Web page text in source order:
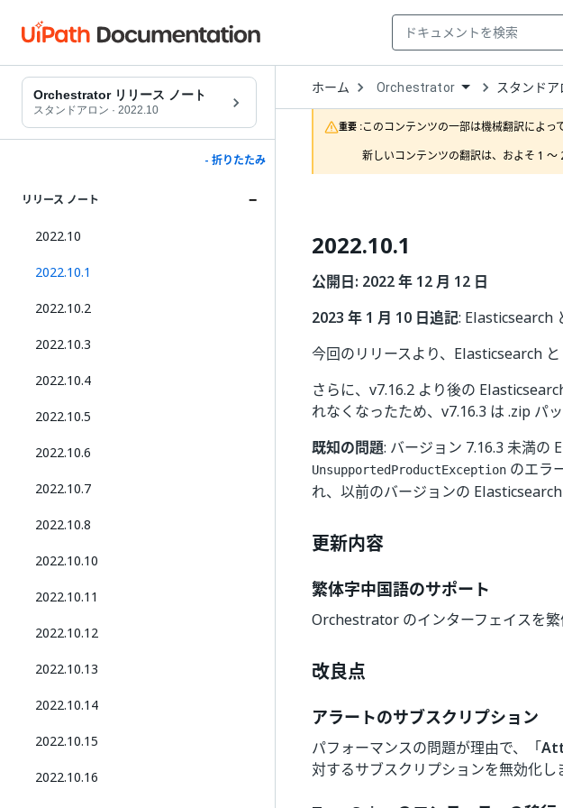
Orchestrator リリース ノート
スタンドアロン · 2022.10
- 折りたたみ
リリース ノート
2022.10
2022.10.1
2022.10.2
2022.10.3
2022.10.4
2022.10.5
2022.10.6
2022.10.7
2022.10.8
2022.10.10
2022.10.11
2022.10.12
2022.10.13
2022.10.14
2022.10.15
2022.10.16
ホーム Open
Dropdown
to
choose
product
Orchestrator スタンドア
重要 :このコンテンツの一部は機械翻訳によっ
新しいコンテンツの翻訳は、およそ 1 ～
2022.10.1
公開日: 2022 年 12 月 12 日
2023 年 1 月 10 日追記: Elasticsearch
今回のリリースより、Elasticsearch
さらに、v7.16.2 より後の
れなくなったため、v7.16.3 は .zip パ
既知の問題: バージョン 7.16.3 未満の
UnsupportedProductException のエラ
れ、以前のバージョンの
更新内容
繁体字中国語のサポート
Orchestrator のインターフェイスを繁
改良点
アラートのサブスクリプション
パフォーマンスの問題が理由で、「
対するサブスクリプションを無効化し